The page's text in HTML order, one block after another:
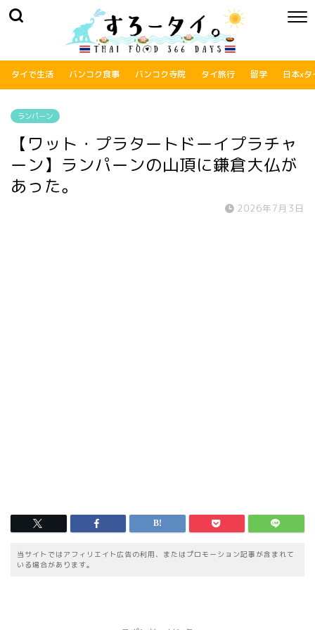
タイで生活 バンコク食事 バンコク寺院 タイ旅行 留学 日本xタ
ランパーン
【ワット・プラタートドーイプラチャ
ーン】ランパーンの山頂に鎌倉大仏が
あった。
2026年7月3日
当サイトではアフィリエイト広告の利用、またはプロモーション記事が含まれて
いる場合があります。